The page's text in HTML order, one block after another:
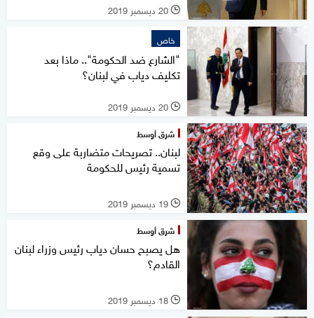
l 20 ديسمبر 2019
خاص
"الشارع ضد الحكومة".. ماذا بعد
تكليف دياب في لبنان؟
l 20 ديسمبر 2019
شرق أوسط
لبنان.. تصريحات متضاربة على وقع
تسمية رئيس للحكومة
l 19 ديسمبر 2019
شرق أوسط
هل يصبح حسان دياب رئيس وزراء لبنان
القادم؟
l 18 ديسمبر 2019